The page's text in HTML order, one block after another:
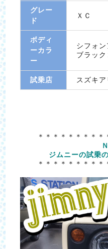
グレー
ド
ＸＣ
ボディ
ーカラ
ー
シフォ
ブラッ
試乗店 スズキ
＊＊＊＊＊＊＊＊＊
ジムニーの試乗
＊＊＊＊＊＊＊＊＊